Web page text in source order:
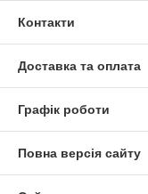
Контакти
Доставка та оплата
Графік роботи
Повна версія сайту